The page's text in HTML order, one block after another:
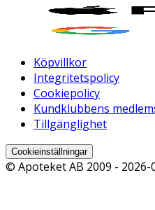
Köpvillkor
Integritetspolicy
Cookiepolicy
Kundklubbens
Tillgänglighet
Cookieinställningar
© Apoteket AB 2009 - 2026-